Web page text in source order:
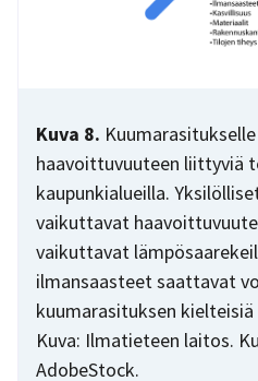
Kuva 8.
haavoittuvuuteen liittyviä
kaupunkialueilla.
vaikuttavat
vaikuttavat
ilmansaasteet saattavat
kuumarasituksen
Kuva: Ilmatieteen laitos.
AdobeStock.